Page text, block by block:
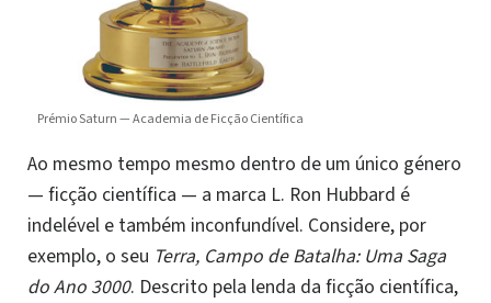
Prémio Saturn — Academia de Ficção Científica
Ao mesmo tempo mesmo dentro de um único género
— ficção científica — a marca L. Ron Hubbard é
indelével e também inconfundível. Considere, por
exemplo, o seu Terra, Campo de Batalha: Uma Saga
do Ano 3000. Descrito pela lenda da ficção científica,